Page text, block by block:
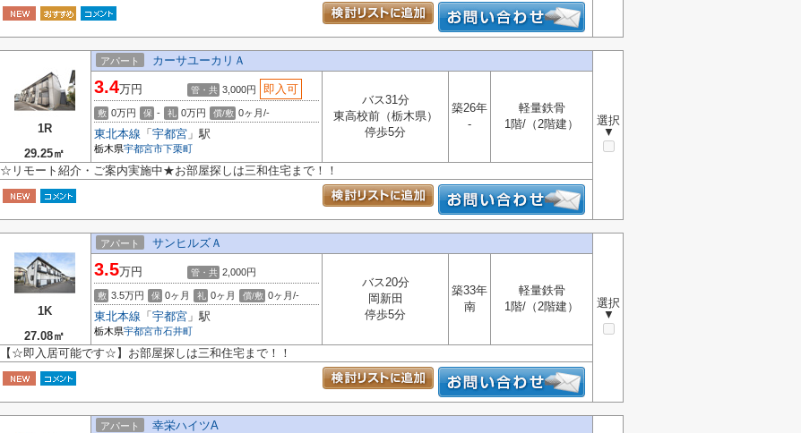
1R
29.25㎡
アパート カーサユーカリＡ
選択
▼
3.4万円 管・共 3,000円 即入可
敷 0万円 保 - 礼 0万円 償/敷 0ヶ月/-
東北本線 「 宇都宮 」駅
栃木県宇都宮市下栗町
バス31分
東高校前（栃木県）
停歩5分
築26年
-
軽量鉄骨
1階/（2階建）
☆リモート紹介・ご案内実施中★お部屋探しは三和住宅まで！！
1K
27.08㎡
アパート サンヒルズＡ
選択
▼
3.5万円 管・共 2,000円
敷 3.5万円 保 0ヶ月 礼 0ヶ月 償/敷 0ヶ月/-
東北本線 「 宇都宮 」駅
栃木県宇都宮市石井町
バス20分
岡新田
停歩5分
築33年
南
軽量鉄骨
1階/（2階建）
【☆即入居可能です☆】お部屋探しは三和住宅まで！！
アパート 幸栄ハイツA